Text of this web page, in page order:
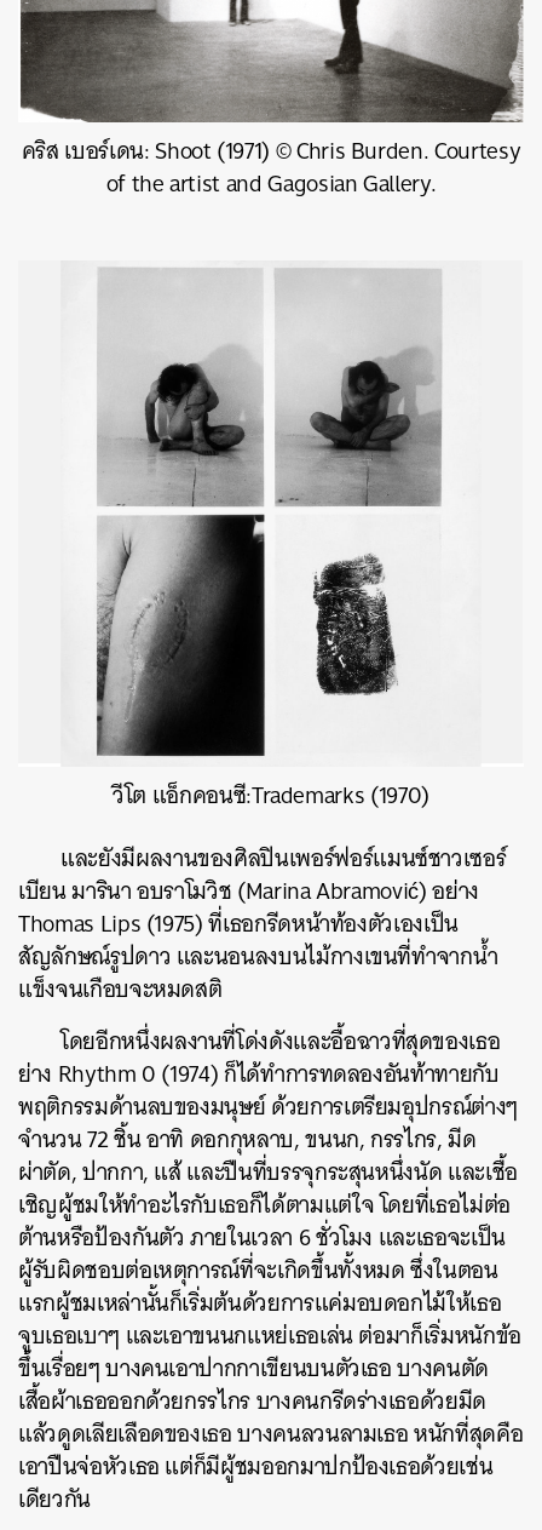
คริส เบอร์เดน: Shoot (1971) © Chris Burden. Courtesy
of the artist and Gagosian Gallery.
วีโต แอ็กคอนซี:Trademarks (1970)
และยังมีผลงานของศิลปินเพอร์ฟอร์แมนซ์ชาวเซอร์
เบียน มารินา อบราโมวิช (Marina Abramović) อย่าง
Thomas Lips (1975) ที่เธอกรีดหน้าท้องตัวเองเป็น
สัญลักษณ์รูปดาว และนอนลงบนไม้กางเขนที่ทำจากน้ำ
แข็งจนเกือบจะหมดสติ
โดยอีกหนึ่งผลงานที่โด่งดังและอื้อฉาวที่สุดของเธอ
ย่าง Rhythm 0 (1974) ก็ได้ทำการทดลองอันท้าทายกับ
พฤติกรรมด้านลบของมนุษย์ ด้วยการเตรียมอุปกรณ์ต่างๆ
จำนวน 72 ชิ้น อาทิ ดอกกุหลาบ, ขนนก, กรรไกร, มีด
ผ่าตัด, ปากกา, แส้ และปืนที่บรรจุกระสุนหนึ่งนัด และเชื้อ
เชิญผู้ชมให้ทำอะไรกับเธอก็ได้ตามแต่ใจ โดยที่เธอไม่ต่อ
ต้านหรือป้องกันตัว ภายในเวลา 6 ชั่วโมง และเธอจะเป็น
ผู้รับผิดชอบต่อเหตุการณ์ที่จะเกิดขึ้นทั้งหมด ซึ่งในตอน
แรกผู้ชมเหล่านั้นก็เริ่มต้นด้วยการแค่มอบดอกไม้ให้เธอ
จูบเธอเบาๆ และเอาขนนกแหย่เธอเล่น ต่อมาก็เริ่มหนักข้อ
ขึ้นเรื่อยๆ บางคนเอาปากกาเขียนบนตัวเธอ บางคนตัด
เสื้อผ้าเธอออกด้วยกรรไกร บางคนกรีดร่างเธอด้วยมีด
แล้วดูดเลียเลือดของเธอ บางคนลวนลามเธอ หนักที่สุดคือ
เอาปืนจ่อหัวเธอ แต่ก็มีผู้ชมออกมาปกป้องเธอด้วยเช่น
เดียวกัน